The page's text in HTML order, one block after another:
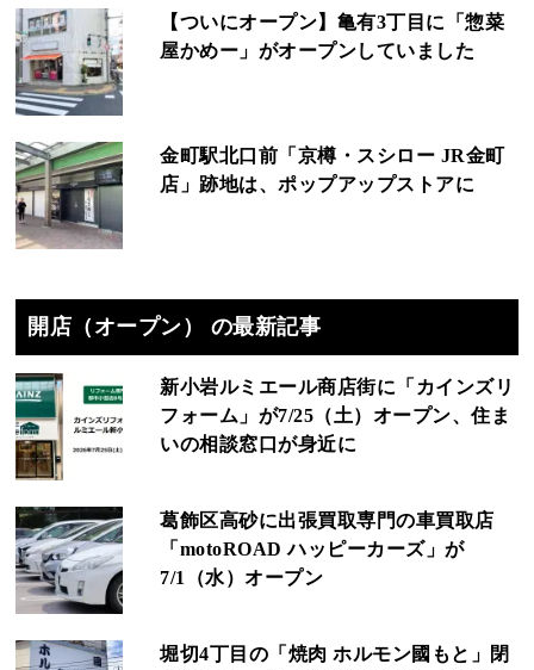
【ついにオープン】亀有3丁目に「惣菜
屋かめー」がオープンしていました
金町駅北口前「京樽・スシロー JR金町
店」跡地は、ポップアップストアに
開店（オープン） の最新記事
新小岩ルミエール商店街に「カインズリ
フォーム」が7/25（土）オープン、住ま
いの相談窓口が身近に
葛飾区高砂に出張買取専門の車買取店
「motoROAD ハッピーカーズ」が
7/1（水）オープン
堀切4丁目の「焼肉 ホルモン國もと」閉